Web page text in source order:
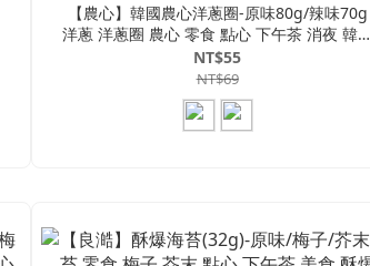
【農心】韓國農心洋蔥圈-原味80g/辣味70g
洋蔥 洋蔥圈 農心 零食 點心 下午茶 消夜 韓國
異國
NT$55
NT$69